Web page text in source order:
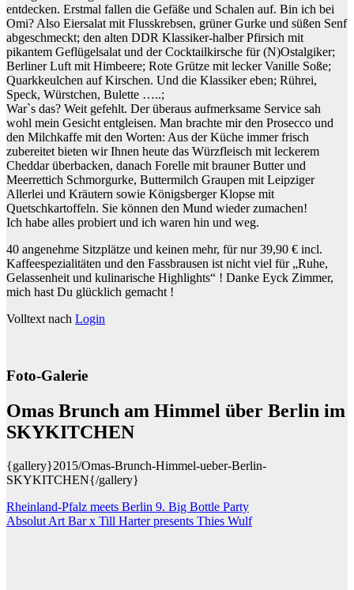
entdecken. Erstmal fallen die Gefäße und Schalen auf. Bin ich bei
Omi? Also Eiersalat mit Flusskrebsen, grüner Gurke und süßen Senf
abgeschmeckt; den alten DDR Klassiker-halber Pfirsich mit
pikantem Geflügelsalat und der Cocktailkirsche für (N)Ostalgiker;
Berliner Luft mit Himbeere; Rote Grütze mit lecker Vanille Soße;
Quarkkeulchen auf Kirschen. Und die Klassiker eben; Rührei,
Speck, Würstchen, Bulette …..;
War`s das? Weit gefehlt. Der überaus aufmerksame Service sah
wohl mein Gesicht entgleisen. Man brachte mir den Prosecco und
den Milchkaffe mit den Worten: Aus der Küche immer frisch
zubereitet bieten wir Ihnen heute das Würzfleisch mit leckerem
Cheddar überbacken, danach Forelle mit brauner Butter und
Meerrettich Schmorgurke, Buttermilch Graupen mit Leipziger
Allerlei und Kräutern sowie Königsberger Klopse mit
Quetschkartoffeln. Sie können den Mund wieder zumachen!
Ich habe alles probiert und ich waren hin und weg.
40 angenehme Sitzplätze und keinen mehr, für nur 39,90 € incl.
Kaffeespezialitäten und den Fassbrausen ist nicht viel für „Ruhe,
Gelassenheit und kulinarische Highlights“ ! Danke Eyck Zimmer,
mich hast Du glücklich gemacht !
Volltext nach Login
Foto-Galerie
Omas Brunch am Himmel über Berlin im
SKYKITCHEN
{gallery}2015/Omas-Brunch-Himmel-ueber-Berlin-
SKYKITCHEN{/gallery}
Beitragsnavigation
Rheinland-Pfalz meets Berlin 9. Big Bottle Party
Absolut Art Bar x Till Harter presents Thies Wulf